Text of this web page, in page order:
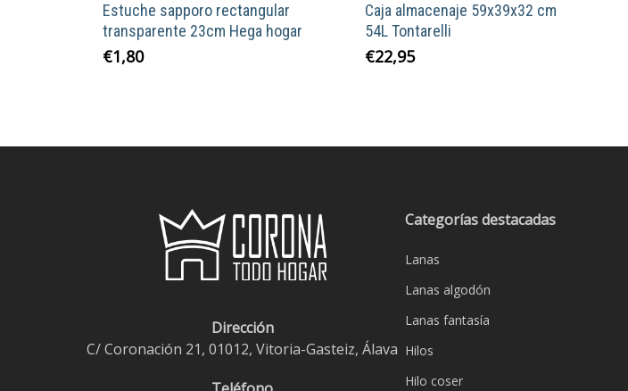
Estuche sapporo rectangular
transparente 23cm Hega hogar
€1,80
Caja almacenaje 59x39x32 cm
54L Tontarelli
€22,95
Dirección
C/ Coronación 21, 01012, Vitoria-Gasteiz, Álava
Categorías destacadas
Lanas
Lanas algodón
Lanas fantasía
Hilos
Hilo coser